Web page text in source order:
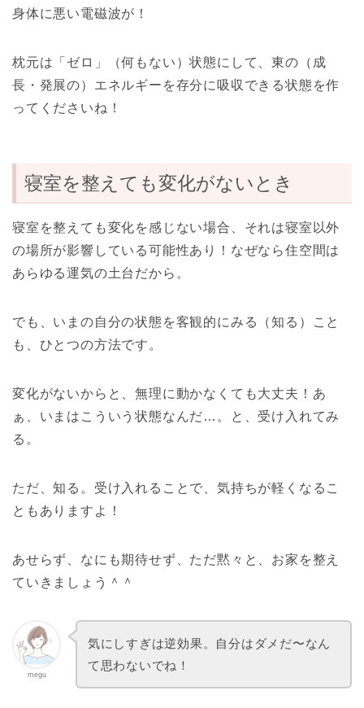
身体に悪い電磁波が！
枕元は「ゼロ」（何もない）状態にして、東の（成
長・発展の）エネルギーを存分に吸収できる状態を作
ってくださいね！
寝室を整えても変化がないとき
寝室を整えても変化を感じない場合、それは寝室以外
の場所が影響している可能性あり！なぜなら住空間は
あらゆる運気の土台だから。
でも、いまの自分の状態を客観的にみる（知る）こと
も、ひとつの方法です。
変化がないからと、無理に動かなくても大丈夫！あ
ぁ、いまはこういう状態なんだ…。と、受け入れてみ
る。
ただ、知る。受け入れることで、気持ちが軽くなるこ
ともありますよ！
あせらず、なにも期待せず、ただ黙々と、お家を整え
ていきましょう＾＾
megu
気にしすぎは逆効果。自分はダメだ〜なん
て思わないでね！